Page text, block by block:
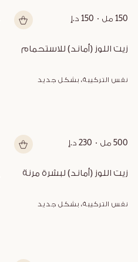
150 مل 150 د.إ
زيت اللوز (أماند) للاستحمام
نفس التركيبة، بشكل جديد
500 مل 230 د.إ
زيت اللوز (أماند) لبشرة مرنة
نفس التركيبة، بشكل جديد